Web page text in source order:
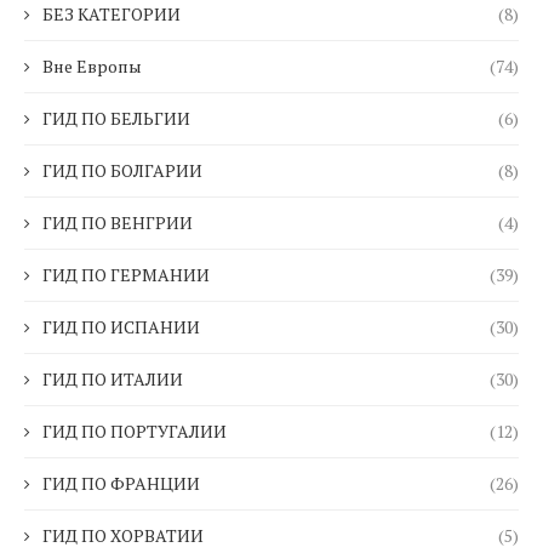
БЕЗ КАТЕГОРИИ (8)
Вне Европы (74)
ГИД ПО БЕЛЬГИИ (6)
ГИД ПО БОЛГАРИИ (8)
ГИД ПО ВЕНГРИИ (4)
ГИД ПО ГЕРМАНИИ (39)
ГИД ПО ИСПАНИИ (30)
ГИД ПО ИТАЛИИ (30)
ГИД ПО ПОРТУГАЛИИ (12)
ГИД ПО ФРАНЦИИ (26)
ГИД ПО ХОРВАТИИ (5)